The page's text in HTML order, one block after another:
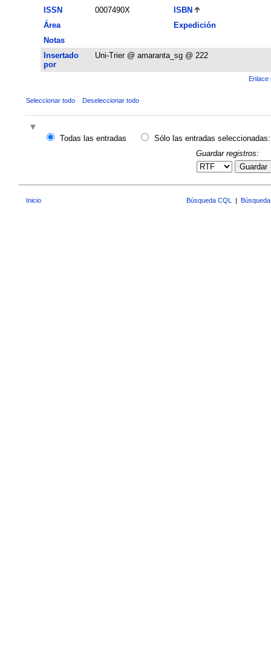
ISSN
0007490X
ISBN
Área
Expedición
Notas
Insertado
por
Uni-Trier @ amaranta_sg @ 222
Enlace
Seleccionar todo Deseleccionar todo
Todas las entradas
Sólo las entradas seleccionadas:
Guardar registros:
Guardar
Inicio Búsqueda CQL